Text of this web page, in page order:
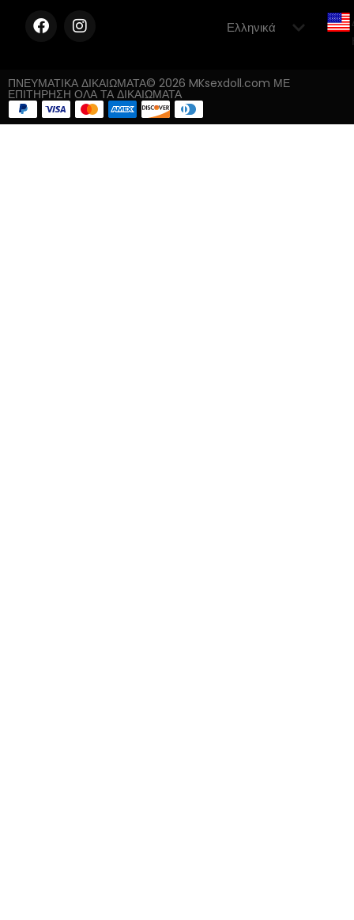
ΠΝΕΥΜΑΤΙΚΑ ΔΙΚΑΙΩΜΑΤΑ© 2026 MKsexdoll.com ΜΕ
ΕΠΙΤΗΡΗΣΗ ΟΛΑ ΤΑ ΔΙΚΑΙΩΜΑΤΑ